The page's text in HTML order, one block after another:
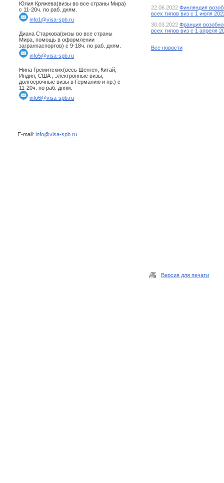
Юлия Кряжева(визы во все страны Мира)
с 11-20ч. по раб. дням.
info1@visa-spb.ru
Диана Старкова(визы во все страны
Мира, помощь в оформлении
загранпаспортов) с 9-18ч. по раб. дням.
info5@visa-spb.ru
Нина Гремитских(весь Шенген, Китай,
Индия, США , электронные визы,
долгосрочные визы в Германию и пр.) с
11-20ч. по раб. дням.
info6@visa-spb.ru
E-mail: info@visa-spb.ru
22.06.2022 Финляндия
всех типов виз с 1 июля
30.03.2022 Франция
всех типов виз с 1 апреля
Все новости
Версия для печати